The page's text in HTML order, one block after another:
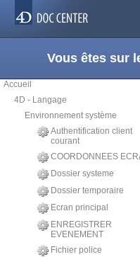
Vous êtes sur
Accueil
4D - Langage
Environnement système
Authentification client
courant
COORDONNEES
Dossier systeme
Dossier temporaire
Ecran principal
ENREGISTRER
EVENEMENT
Fichier police